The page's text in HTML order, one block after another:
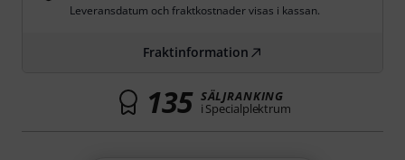
Leveransdatum och fraktkostnader visas i kassan.
Fraktinformation
135 SÄLJRANKING
i Specialplektrum